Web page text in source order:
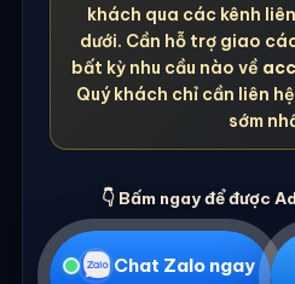
khách qua các kênh
dưới. Cần hỗ trợ giao
bất kỳ nhu cầu nào về
Quý khách chỉ cần liên
sớm
👇 Bấm ngay để được
Chat Zalo ngay